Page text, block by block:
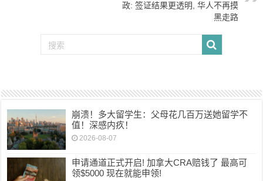
政: 签证结果更透明, 华人不再摸
黑走路
崩溃！多大留学生：父母花几百万送她留学不
值！深感内疚！
2026-08-07
申请通道正式开启! 加拿大CRA赔钱了 最高可
领$5000 现在就能申领!